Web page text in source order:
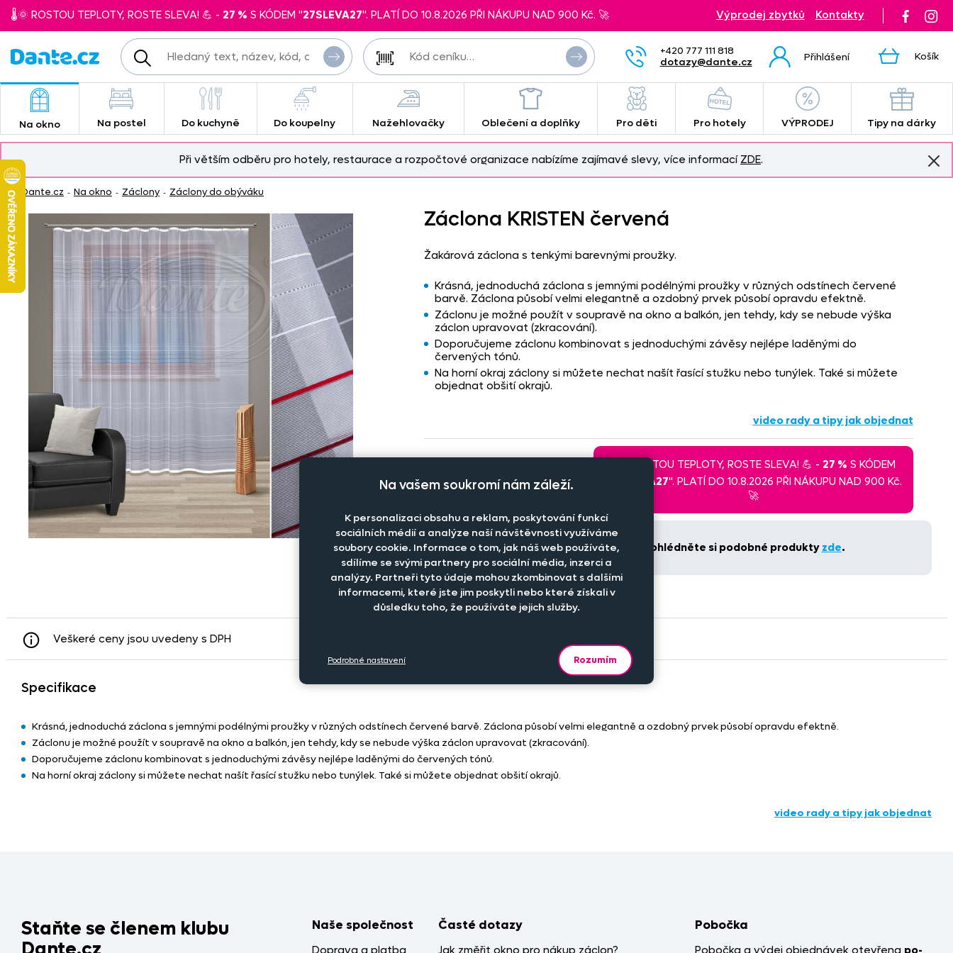
+420 777 111 818
dotazy@dante.cz
Přihlášení Košík
🌡️🌞 ROSTOU TEPLOTY, ROSTE SLEVA! 💪 - 27 % S KÓDEM "27SLEVA27". PLATÍ DO 10.8.2026 PŘI NÁKUPU NAD 900 Kč. 🚀 Výprodej zbytků Kontakty
Na okno Na postel Do kuchyně Do koupelny Nažehlovačky Oblečení a doplňky Pro děti Pro hotely VÝPRODEJ Tipy na dárky
Při větším odběru pro hotely, restaurace a rozpočtové organizace nabízíme zajímavé slevy, více informací ZDE.
Dante.cz - Na okno - Záclony - Záclony do obýváku
Záclona KRISTEN červená
Žakárová záclona s tenkými barevnými proužky.
Krásná, jednoduchá záclona s jemnými podélnými proužky v různých odstínech červené
barvě. Záclona působí velmi elegantně a ozdobný prvek působí opravdu efektně.
Záclonu je možné použít v soupravě na okno a balkón, jen tehdy, kdy se nebude výška
záclon upravovat (zkracování).
Doporučujeme záclonu kombinovat s jednoduchými závěsy nejlépe laděnými do
červených tónů.
Na horní okraj záclony si můžete nechat našít řasící stužku nebo tunýlek. Také si můžete
objednat obšití okrajů.
video rady a tipy jak objednat
nákupunad 1 700 Kč
zdarma.
🌡️🌞 ROSTOU TEPLOTY, ROSTE SLEVA! 💪 -27 % S KÓDEM
27SLEVA27". PLATÍ DO 10.8.2026 PŘI NÁKUPU NAD 900 Kč.
🚀
Toto zboží nadále není možné koupit. Prohlédněte si podobné produkty zde.
Veškeré ceny jsou uvedeny s DPH
Specifikace
Krásná, jednoduchá záclona s jemnými podélnými proužky v různých odstínech červené barvě. Záclona působí velmi elegantně a ozdobný prvek působí opravdu efektně.
Záclonu je možné použít v soupravě na okno a balkón, jen tehdy, kdy se nebude výška záclon upravovat (zkracování).
Doporučujeme záclonu kombinovat s jednoduchými závěsy nejlépe laděnými do červených tónů.
Na horní okraj záclony si můžete nechat našít řasící stužku nebo tunýlek. Také si můžete objednat obšití okrajů.
video rady a tipy jak objednat
Staňte se členem klubu
Naše společnost
Doprava a platba
Časté dotazy
Jak změřit okno pro nákup záclon?
Pobočka
Pobočka a výdej objednávek otevřena po-
Na vašem soukromí nám záleží.
K personalizaci obsahu a reklam, poskytování funkcí
sociálních médií a analýze naší návštěvnosti využíváme
soubory cookie. Informace o tom, jak náš web používáte,
sdílíme se svými partnery pro sociální média, inzerci a
analýzy. Partneři tyto údaje mohou zkombinovat s dalšími
informacemi, které jste jim poskytli nebo které získali v
důsledku toho, že používáte jejich služby.
Rozumím
Podrobné nastavení